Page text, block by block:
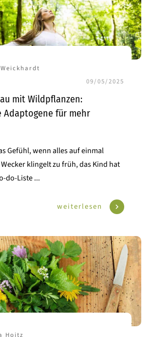
09/05/2025
mit Wildpflanzen:
Adaptogene für mehr
Gefühl, wenn alles auf einmal
klingelt zu früh, das Kind hat
do-Liste...
weiterlesen
Hoitz